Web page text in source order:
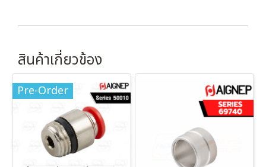
สินค้าเกี่ยวข้อง
Pre-Order